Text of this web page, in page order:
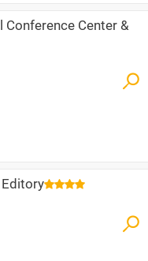
Conference Center &
Editory